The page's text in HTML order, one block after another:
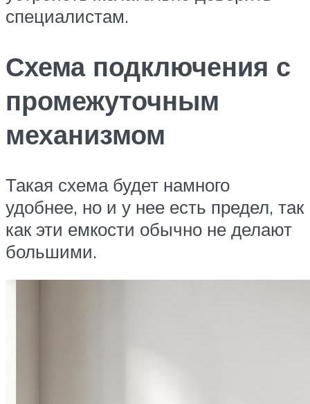
специалистам.
Схема подключения с
промежуточным
механизмом
Такая схема будет намного
удобнее, но и у нее есть предел, так
как эти емкости обычно не делают
большими.